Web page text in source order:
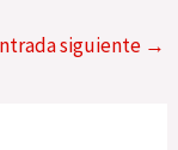
siguiente →